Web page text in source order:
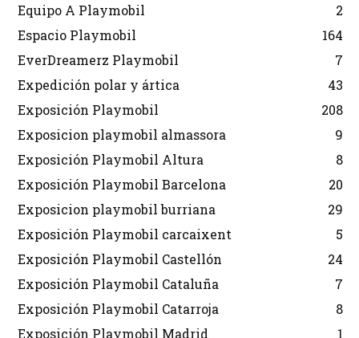
Equipo A Playmobil
2
Espacio Playmobil
164
EverDreamerz Playmobil
7
Expedición polar y ártica
43
Exposición Playmobil
208
Exposicion playmobil almassora
9
Exposición Playmobil Altura
8
Exposición Playmobil Barcelona
20
Exposicion playmobil burriana
29
Exposición Playmobil carcaixent
5
Exposición Playmobil Castellón
24
Exposición Playmobil Cataluña
7
Exposición Playmobil Catarroja
8
Exposición Playmobil Madrid
1